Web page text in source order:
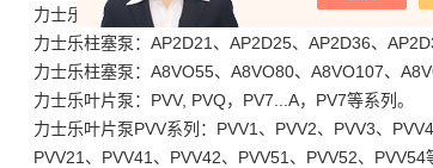
力士乐柱塞泵：：A11V130、A11V160、A11V190、
力士乐柱塞泵：AP2D21、AP2D25、AP2D36、
力士乐柱塞泵：A8VO55、A8VO80、A8VO107、
力士乐叶片泵：PVV, PVQ，PV7...A，PV7等系列。
力士乐叶片泵PVV系列：PVV1、PVV2、PVV3、
PVV21、PVV41、PVV42、PVV51、PVV52、PVV54